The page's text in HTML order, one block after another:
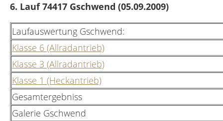
6. Lauf 74417 Gschwend (05.09.2009)
Laufauswertung Gschwend:
Klasse 6 (Allradantrieb)
Klasse 3 (Allradantrieb)
Klasse 1 (Heckantrieb)
Gesamtergebniss
Galerie Gschwend